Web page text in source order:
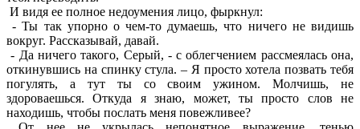
И видя ее полное недоумения лицо, фыркнул:
- Ты так упорно о чем-то думаешь, что ничего не видишь
вокруг. Рассказывай, давай.
- Да ничего такого, Серый, - с облегчением рассмеялась она,
откинувшись на спинку стула. – Я просто хотела позвать тебя
погулять, а тут ты со своим ужином. Молчишь, не
здороваешься. Откуда я знаю, может, ты просто слов не
находишь, чтобы послать меня повежливее?